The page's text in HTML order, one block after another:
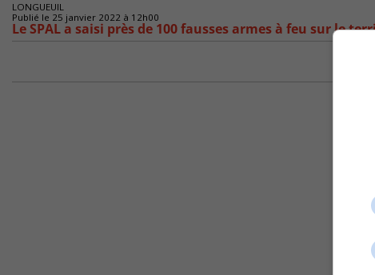
LONGUEUIL
Publié le 25 janvier 2022 à 12h00
Le SPAL a saisi près de 100 fausses armes à feu sur le